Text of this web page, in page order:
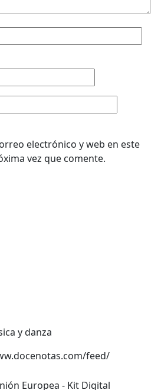
electrónico y web en este
vez que comente.
y danza
feed/